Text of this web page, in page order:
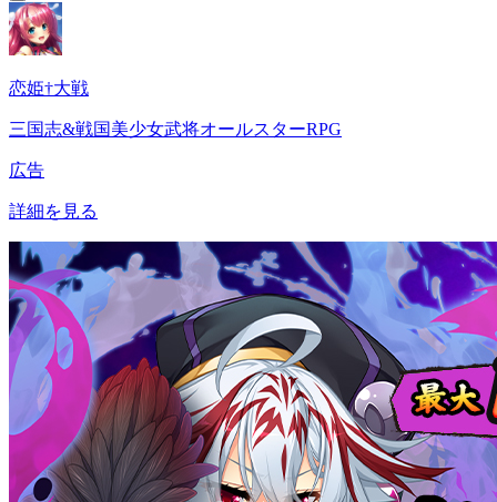
恋姫†大戦
三国志&戦国美少女武将オールスターRPG
広告
詳細を見る